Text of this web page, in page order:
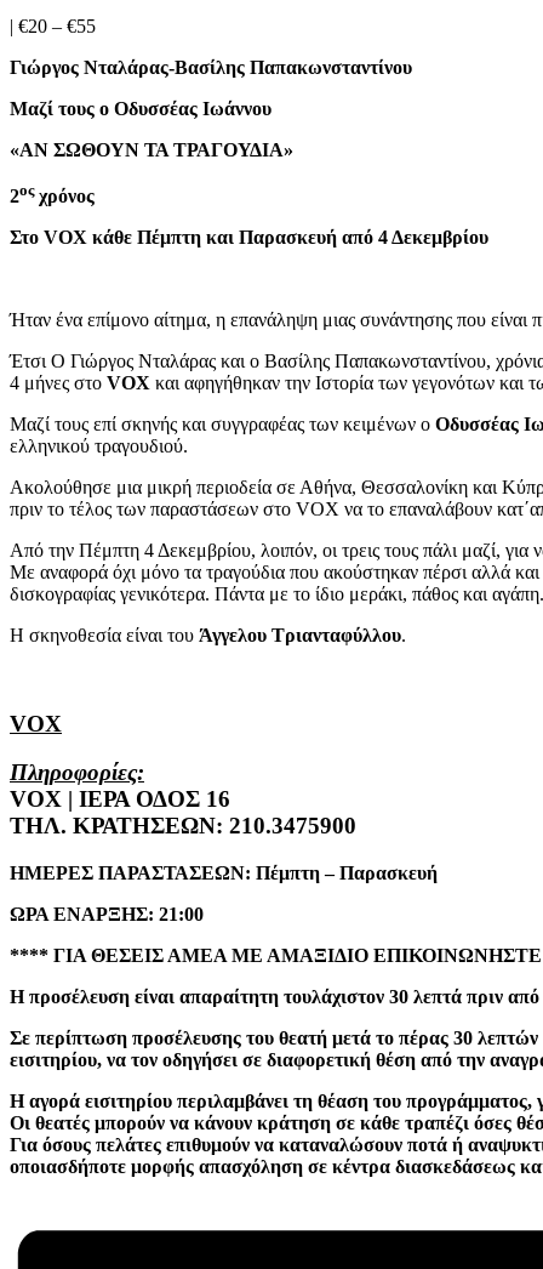
| €20 – €55
Γιώργος Νταλάρας-Βασίλης Παπακωνσταντίνου
Μαζί τους ο Οδυσσέας Ιωάννου
«ΑΝ ΣΩΘΟΥΝ ΤΑ ΤΡΑΓΟΥΔΙΑ»
2οςχρόνος
Στο VOX κάθε Πέμπτη και Παρασκευή από 4 Δεκεμβρίου
Ήταν ένα επίμονο αίτημα, η επανάληψη μιας συνάντησης που είναι
Έτσι Ο Γιώργος Νταλάρας και ο Βασίλης Παπακωνσταντίνου,
4 μήνες στο VOX και αφηγήθηκαν την Ιστορία των γεγονότων και
Μαζί τους επί σκηνής και συγγραφέας των κειμένων ο Οδυσσέας
ελληνικού τραγουδιού.
Ακολούθησε μια μικρή περιοδεία σε Αθήνα, Θεσσαλονίκη και
πριν το τέλος των παραστάσεων στο VOX να το επαναλάβουν
Από την Πέμπτη 4 Δεκεμβρίου, λοιπόν, οι τρεις τους πάλι μαζί,
Με αναφορά όχι μόνο τα τραγούδια που ακούστηκαν πέρσι αλλά
δισκογραφίας γενικότερα. Πάντα με το ίδιο μεράκι, πάθος και αγάπη.
Η σκηνοθεσία είναι του Άγγελου Τριανταφύλλου.
VOX
Πληροφορίες:
VOX | ΙΕΡΑ ΟΔΟΣ 16
ΤΗΛ. ΚΡΑΤΗΣΕΩΝ: 210.3475900
ΗΜΕΡΕΣ ΠΑΡΑΣΤΑΣΕΩΝ: Πέμπτη – Παρασκευή
ΩΡΑ ΕΝΑΡΞΗΣ: 21:00
**** ΓΙΑ ΘΕΣΕΙΣ ΑΜΕΑ ΜΕ ΑΜΑΞΙΔΙΟ
Η προσέλευση είναι απαραίτητη τουλάχιστον 30 λεπτά πριν
Σε περίπτωση προσέλευσης του θεατή μετά το πέρας 30
εισιτηρίου, να τον οδηγήσει σε διαφορετική θέση από την
Η αγορά εισιτηρίου περιλαμβάνει τη θέαση του προγράμματος,
Οι θεατές μπορούν να κάνουν κράτηση σε κάθε τραπέζι όσες
Για όσους πελάτες επιθυμούν να καταναλώσουν ποτά ή
οποιασδήποτε μορφής απασχόληση σε κέντρα διασκεδάσεως